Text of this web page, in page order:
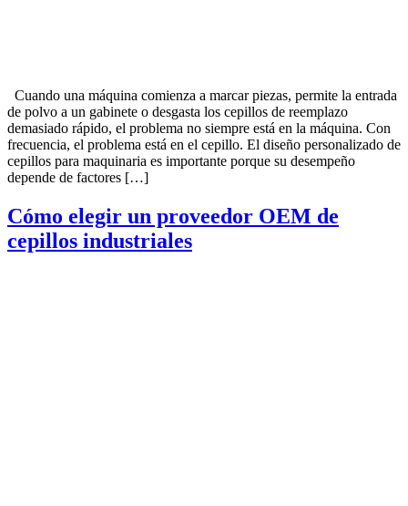
Cuando una máquina comienza a marcar piezas, permite la entrada
de polvo a un gabinete o desgasta los cepillos de reemplazo
demasiado rápido, el problema no siempre está en la máquina. Con
frecuencia, el problema está en el cepillo. El diseño personalizado de
cepillos para maquinaria es importante porque su desempeño
depende de factores […]
Cómo elegir un proveedor OEM de
cepillos industriales